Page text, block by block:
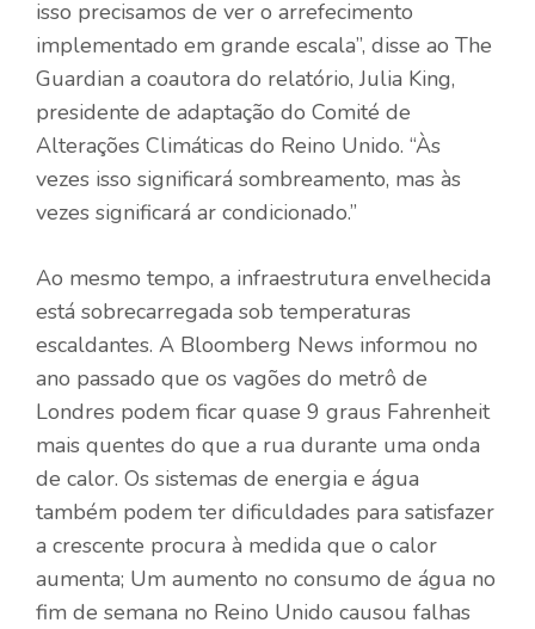
isso precisamos de ver o arrefecimento
implementado em grande escala”, disse ao The
Guardian a coautora do relatório, Julia King,
presidente de adaptação do Comité de
Alterações Climáticas do Reino Unido. “Às
vezes isso significará sombreamento, mas às
vezes significará ar condicionado.”
Ao mesmo tempo, a infraestrutura envelhecida
está sobrecarregada sob temperaturas
escaldantes. A Bloomberg News informou no
ano passado que os vagões do metrô de
Londres podem ficar quase 9 graus Fahrenheit
mais quentes do que a rua durante uma onda
de calor. Os sistemas de energia e água
também podem ter dificuldades para satisfazer
a crescente procura à medida que o calor
aumenta; Um aumento no consumo de água no
fim de semana no Reino Unido causou falhas